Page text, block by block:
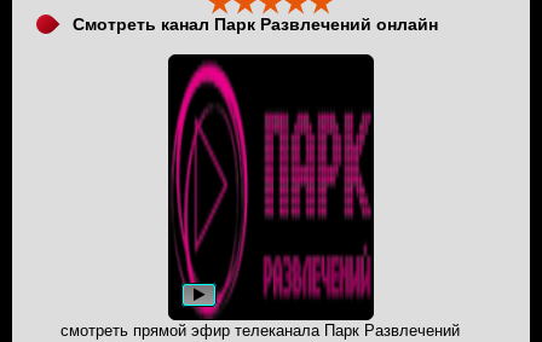
Смотреть канал Парк Развлечений онлайн
смотреть прямой эфир телеканала Парк Развлечений